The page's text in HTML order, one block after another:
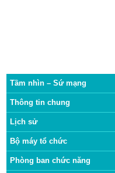
Tầm nhìn – Sứ mạng
Thông tin chung
Lịch sử
Bộ máy tổ chức
Phòng ban chức năng